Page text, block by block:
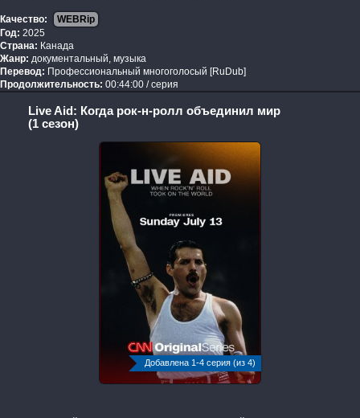
Качество:
WEBRip
Год: 2025
Страна: Канада
Жанр: документальный, музыка
Перевод: Профессиональный многоголосый [RuDub]
Продолжительность: 00:44:00 / серия
Live Aid: Когда рок-н-ролл объединил мир
(1 сезон)
Добавлена 1-4 серия (из 4)